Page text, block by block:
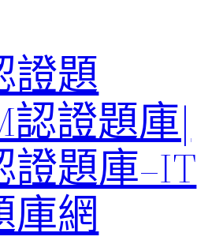
證題
認證題庫|
證題庫–IT
庫網